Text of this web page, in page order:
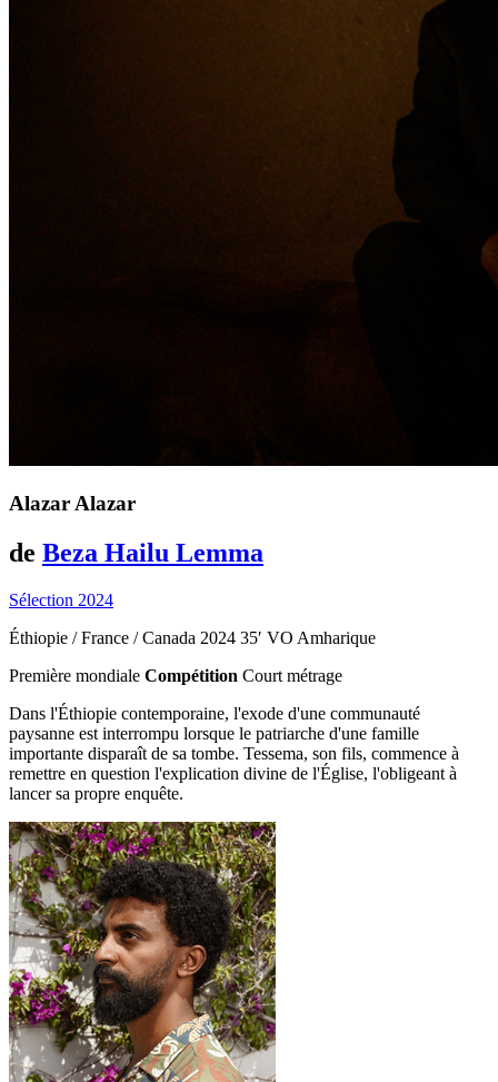
Alazar Alazar
de Beza Hailu Lemma
Sélection 2024
Éthiopie / France / Canada 2024 35′ VO Amharique
Première mondiale Compétition Court métrage
Dans l'Éthiopie contemporaine, l'exode d'une communauté
paysanne est interrompu lorsque le patriarche d'une famille
importante disparaît de sa tombe. Tessema, son fils, commence à
remettre en question l'explication divine de l'Église, l'obligeant à
lancer sa propre enquête.